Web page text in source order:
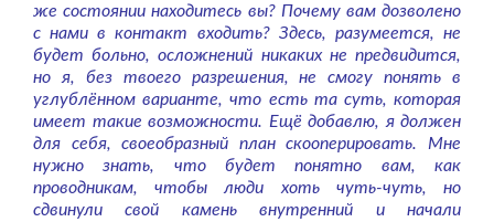
же состоянии находитесь вы? Почему вам дозволено
с нами в контакт входить? Здесь, разумеется, не
будет больно, осложнений никаких не предвидится,
но я, без твоего разрешения, не смогу понять в
углублённом варианте, что есть та суть, которая
имеет такие возможности. Ещё добавлю, я должен
для себя, своеобразный план скооперировать. Мне
нужно знать, что будет понятно вам, как
проводникам, чтобы люди хоть чуть-чуть, но
сдвинули свой камень внутренний и начали